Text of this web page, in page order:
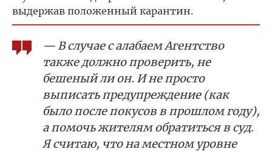
выдержав положенный карантин.
— В случае с алабаем Агентство
также должно проверить, не
бешеный ли он. И не просто
выписать предупреждение (как
было после покусов в прошлом году),
а помочь жителям обратиться в суд.
Я считаю, что на местном уровне